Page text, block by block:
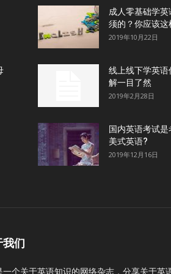
成人零基础学英
须的？你应该这
2019年10月22日
线上线下学英语
解一目了然
2019年2月28日
国内英语考试
美式英语?
2019年12月16日
我们
一个关于英语知识的网络杂志，分享关于